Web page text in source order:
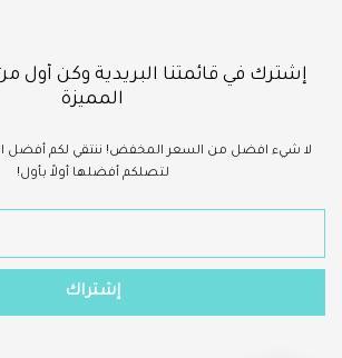
إشترك في قائمتنا البريدية وكن أول
المميزة
لا شيء افضل من السعر المخفض! ننتقي لكم أفضل
لتصلكم أفضلها أولاً بأول!